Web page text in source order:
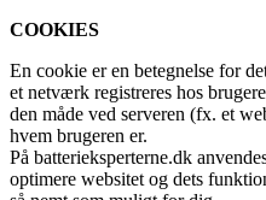
COOKIES
En cookie er en betegnelse for
et netværk registreres hos
den måde ved serveren (fx. et
hvem brugeren er.
På batterieksperterne.dk
optimere websitet og dets